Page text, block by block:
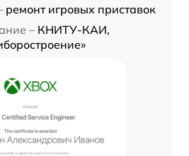
ремонт игровых приставок
– КНИТУ-КАИ,